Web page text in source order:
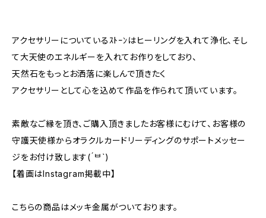
アクセサリーについているｽﾄｰﾝはヒーリングを入れて浄化、そし
て大天使のエネルギーを入れてお作りをしており、
天然石をもっとお洒落に楽しんで頂きたく
アクセサリーとして心を込めて作品を作られて頂いています。
素敵なご縁を頂き、ご購入頂きましたお客様にむけて、お客様の
守護天使様からオラクルカードリーディングのサポートメッセー
ジをお付け致します( ́ᄇ`)
【着画はInstagram掲載中】
こちらの商品はメッキ金属がついております。